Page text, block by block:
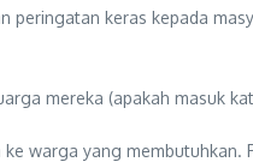
peringatan keras kepada
mereka (apakah masuk
warga yang